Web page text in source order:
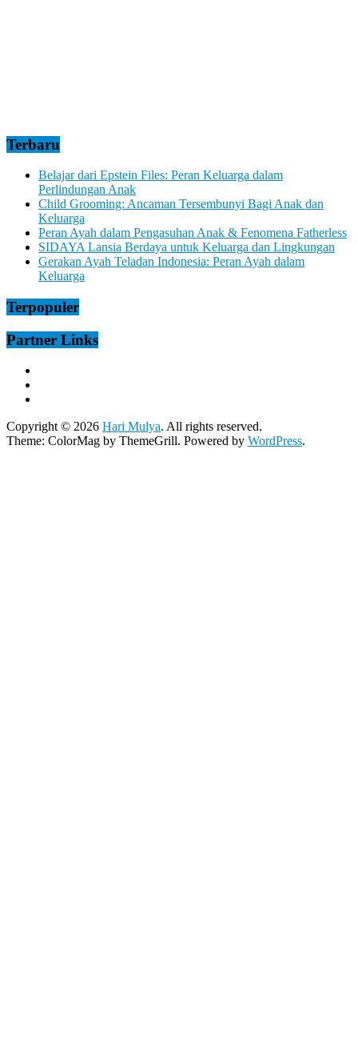
Terbaru
Belajar dari Epstein Files: Peran Keluarga dalam
Perlindungan Anak
Child Grooming: Ancaman Tersembunyi Bagi Anak dan
Keluarga
Peran Ayah dalam Pengasuhan Anak & Fenomena Fatherless
SIDAYA Lansia Berdaya untuk Keluarga dan Lingkungan
Gerakan Ayah Teladan Indonesia: Peran Ayah dalam
Keluarga
Terpopuler
Partner Links
Copyright © 2026 Hari Mulya. All rights reserved.
Theme: ColorMag by ThemeGrill. Powered by WordPress.